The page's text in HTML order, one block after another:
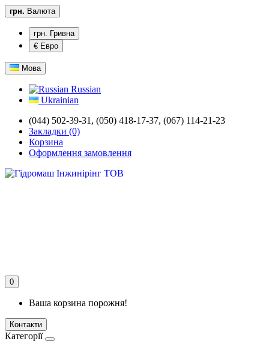
грн. Валюта
грн. Гривна
€ Евро
Мова
Russian
Ukrainian
(044) 502-39-31, (050) 418-17-37, (067) 114-21-23
Закладки (0)
Корзина
Оформлення замовлення
0
Ваша корзина порожня!
Контакти
Категорії